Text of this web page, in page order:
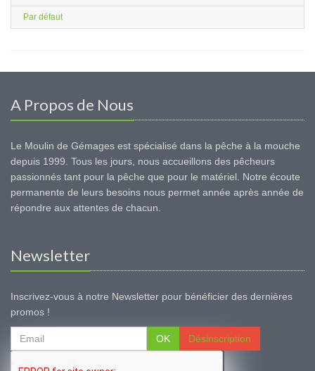
Par défaut
A Propos de Nous
Le Moulin de Gémages est spécialisé dans la pêche à la mouche
depuis 1999. Tous les jours, nous accueillons des pêcheurs
passionnés tant pour la pêche que pour le matériel. Notre écoute
permanente de leurs besoins nous permet année après année de
répondre aux attentes de chacun.
Newsletter
Inscrivez-vous à notre Newsletter pour bénéficier des dernières
promos !
OK Désinscription